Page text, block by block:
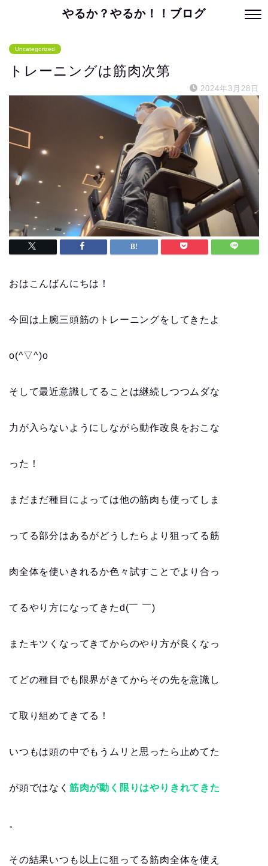
やるか？やるか！！ブログ
Uncategorized
トレーニングは筋肉次第
2024年3月28日
おはこんばんにちは！
今回は上腕三頭筋のトレーニングをしてきたよ
o(^▽^)o
そして最近意識してることは継続しつつムダな
力が入らないようにしながら動作改良をおこな
った！
まだまだ種目によっては他の筋肉も使ってしま
ってる部分はあるがどうしたらより狙ってる筋
肉全体を使いきれるか色々試すことでより合っ
てるやり方になってきたd(￣ ￣)
またキツくなってきてからのやり方が良くなっ
てどの種目でも限界がきてからその先を意識し
て取り組めてきてる！
いつもは頭の中でもうムリと思ったら止めてた
が頭ではなく 筋肉が動く限りはやりきれてきた
。
その結果いつも以上に狙ってる筋肉全体を使え